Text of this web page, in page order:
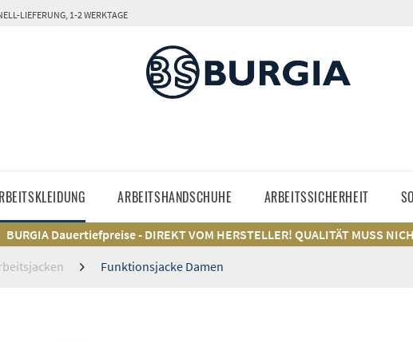
LIEFERUNG, 1-2 WERKTAGE
ARBEITSHANDSCHUHE ARBEITSSICHERHEIT
BURGIA Dauertiefpreise - DIREKT VOM HERSTELLER! QUALITÄT MUSS
Funktionsjacke Damen